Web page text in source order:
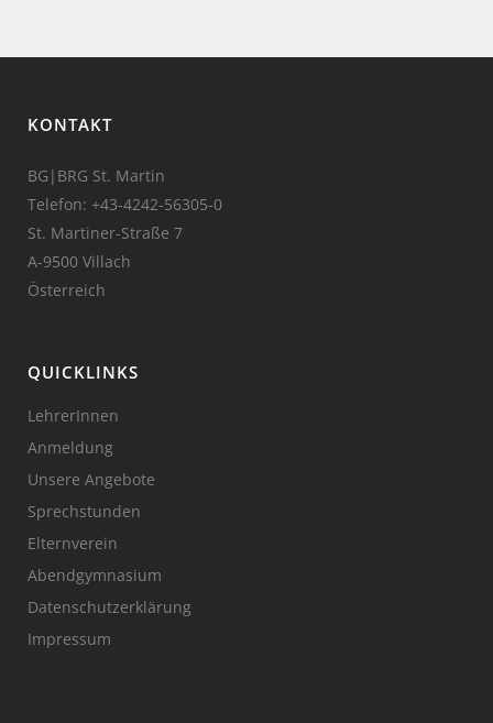
KONTAKT
BG|BRG St. Martin
Telefon: +43-4242-56305-0
St. Martiner-Straße 7
A-9500 Villach
Österreich
QUICKLINKS
LehrerInnen
Anmeldung
Unsere Angebote
Sprechstunden
Elternverein
Abendgymnasium
Datenschutzerklärung
Impressum